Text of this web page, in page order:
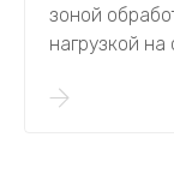
зоной
нагрузкой на